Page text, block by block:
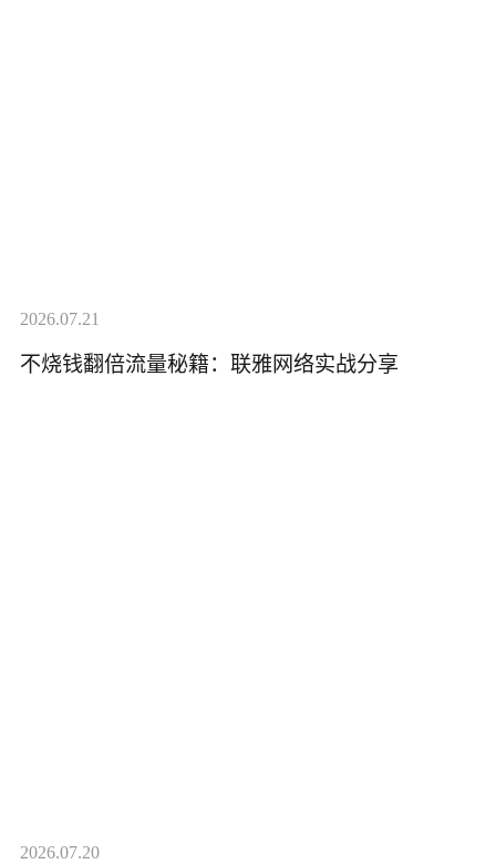
2026.07.21
不烧钱翻倍流量秘籍：联雅网络实战分享
2026.07.20